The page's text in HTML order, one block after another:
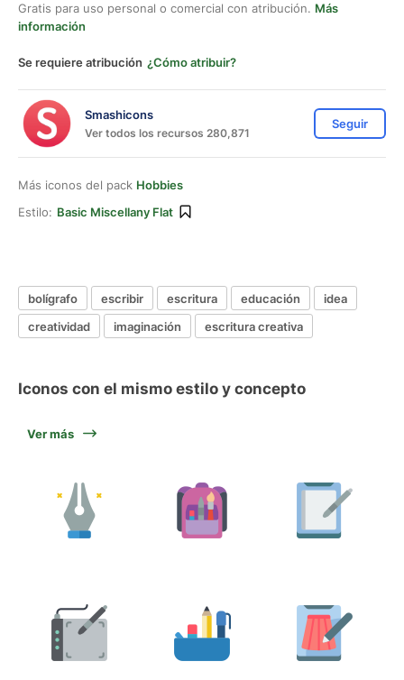
Gratis para uso personal o comercial con atribución. Más
información
Se requiere atribución ¿Cómo atribuir?
Smashicons
Ver todos los recursos 280,871
Seguir
Más iconos del pack Hobbies
Estilo: Basic Miscellany Flat
bolígrafo escribir escritura educación
idea
creatividad
imaginación escritura creativa
Iconos con el mismo estilo y concepto
Ver más